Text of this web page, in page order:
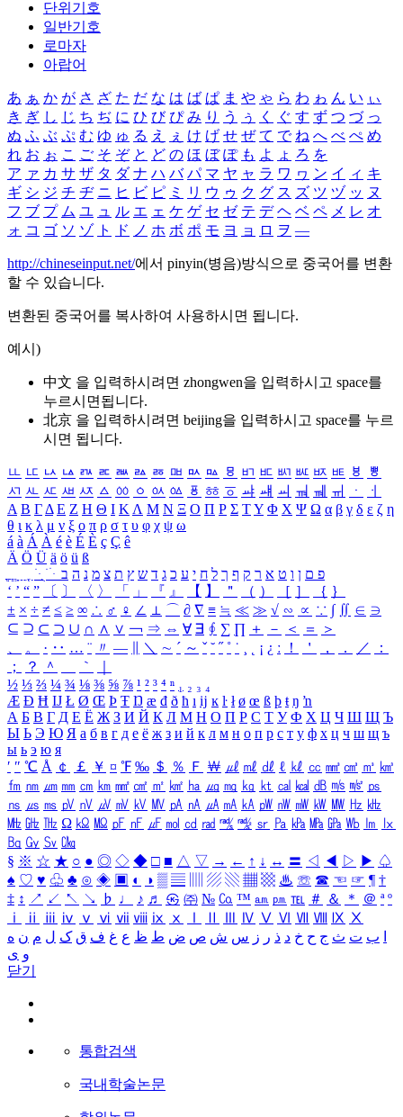
단위기호
일반기호
로마자
아랍어
あ ぁ か が さ ざ た だ な は ば ぱ ま や ゃ ら わ ゎ ん い ぃ
き ぎ し じ ち ぢ に ひ び ぴ み り う ぅ く ぐ す ず つ づ っ
ぬ ふ ぶ ぷ む ゆ ゅ る え ぇ け げ せ ぜ て で ね へ べ ぺ め
れ お ぉ こ ご そ ぞ と ど の ほ ぼ ぽ も よ ょ ろ を
ア ァ カ サ ザ タ ダ ナ ハ バ パ マ ヤ ャ ラ ワ ヮ ン イ ィ キ
ギ シ ジ チ ヂ ニ ヒ ビ ピ ミ リ ウ ゥ ク グ ス ズ ツ ヅ ッ ヌ
フ ブ プ ム ユ ュ ル エ ェ ケ ゲ セ ゼ テ デ ヘ ベ ペ メ レ オ
ォ コ ゴ ソ ゾ ト ド ノ ホ ボ ポ モ ヨ ョ ロ ヲ ―
http://chineseinput.net/에서 pinyin(병음)방식으로 중국어를 변환
할 수 있습니다.
변환된 중국어를 복사하여 사용하시면 됩니다.
예시)
中文 을 입력하시려면 zhongwen을 입력하시고 space를
누르시면됩니다.
北京 을 입력하시려면 beijing을 입력하시고 space를 누르
시면 됩니다.
ㅥ ㅦ ㅧ ㅨ ㅩ ㅪ ㅫ ㅬ ㅭ ㅮ ㅯ ㅰ ㅱ ㅲ ㅳ ㅴ ㅵ ㅶ ㅷ ㅸ
ㅹ
ㅺ ㅻ ㅼ ㅽ ㅾ ㅿ ㆀ ㆁ ㆂ ㆃ ㆄ ㆅ ㆆ ㆇ ㆈ ㆉ ㆊ ㆋ ㆌ ㆍ
ㆎ
Α Β ΓΔ Ε Ζ Η Θ Ι ΚΛ Μ Ν Ξ Ο Π Ρ Σ ΤΥ Φ Χ Ψ Ω α β γ δ ε ζ η
θ ι κ λ μ ν ξ ο π ρ σ τ υ φ χ ψ ω
á à Á À é è É È ç Ç ê
Ä Ö Ü ä ö ü ß
ִֶֹ ֻּ ׁׂ פ ם ן ו ט א ר ק ף ך ל ח י ע כ ג ד ש ץ ת צ מ נ ה ב
‘ ’ “ ” 〔 〕 〈 〉 「 」 『 』 【 】 ＂ （ ） ［ ］ ｛ ｝
± × ÷ ≠ ≤ ≥ ∞ ∴ ♂ ♀ ∠ ⊥ ⌒ ∂ ∇ ≡ ≒ ≪ ≫ √ ∽ ∝ ∵ ∫ ∬ ∈ ∋
⊆ ⊇ ⊂ ⊃ ∪ ∩ ∧ ∨ ￢ ⇒ ⇔ ∀ ∃ ∮ ∑ ∏ ＋ － ＜ ＝
＞
、
。 · ‥ … ¨ 〃 ― ＼ ∼ ´ ～ ˇ ˘ ˝ ˚ ˙ ¸ ¡ ¿ ː ！ ＇ ， ． ／
：
；
？ ＾ ｀
½ ⅓ ⅔ ¼ ¾ ⅛ ⅜ ⅝ ⅞ ¹ ² ³ ⁴ ⁿ ₁ ₂ ₃ ₄
Æ Ð Ħ Ĳ Ł Ø Œ Þ Ŧ Ŋ æ đ ð ħ ı ĳ ĸ ŀ ł ø œ ß þ ŧ ŋ ŉ
А Б В Г Д Е Ё Ж З И Й К Л М Н О П Р С Т У Ф Х Ц Ч Ш Щ Ъ
Ы Ь Э Ю Я а б в г д е ё ж з и й к л м н о п р с т у ф х ц ч ш щ ъ
ы ь э ю я
′ ″ ℃ Å ￠ ￡ ￥ ¤ ℉ ‰ ＄ ％ Ｆ ￦ ㎕ ㎖ ㎗ ℓ ㎘ ㏄ ㎣ ㎤ ㎥ ㎦
㎙ ㎚ ㎛ ㎜ ㎝ ㎞ ㎟ ㎠ ㎡ ㎢ ㏊ ㎍ ㎎ ㎏ ㏏ ㎈ ㎉ ㏈ ㎧ ㎨ ㎰
㎱ ㎲ ㎳ ㎴ ㎵ ㎶ ㎷ ㎸ ㎹ ㎀ ㎁ ㎂ ㎃ ㎄ ㎺ ㎻ ㎽ ㎾ ㎿ ㎐ ㎑
㎒ ㎓ ㎔ Ω ㏀ ㏁ ㎊ ㎋ ㎌ ㏖ ㏅ ㎭ ㎮ ㎯ ㏛ ㎩ ㎪ ㎫ ㎬ ㏝ ㏐
㏓
㏃ ㏉ ㏜ ㏆
§ ※ ☆ ★ ○ ● ◎ ◇ ◆ □ ■ △ ▽ → ← ↑ ↓ ↔ 〓 ◁ ◀ ▷ ▶ ♤
♠ ♡ ♥ ♧ ♣ ⊙ ◈ ▣ ◐ ◑ ▒ ▤ ▨ ▧ ▦ ▩ ♨ ☏ ☎ ☜ ☞ ¶ †
‡ ↕ ↗ ↙ ↖ ↘ ♭ ♩ ♪ ♬ ㉿ ㈜ № ㏇ ™ ㏂ ㏘ ℡ ＃ ＆ ＊ ＠ ª º
ⅰ
ⅱ ⅲ ⅳ ⅴ ⅵ ⅶ ⅷ ⅸ ⅹ Ⅳ Ⅴ Ⅵ Ⅶ Ⅷ Ⅸ Ⅹ
ب ت ث ج ح خ د ذ ر ز س ش ص ض ط ظ ع غ ف ق ک ل م ن ه
و ی
닫기
통합검색
국내학술논문